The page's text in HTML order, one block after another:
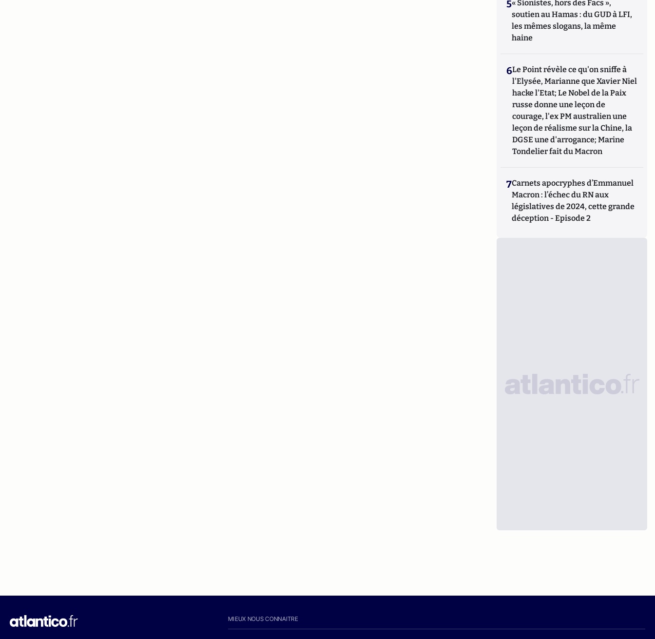
5« Sionistes, hors des Facs »,
soutien au Hamas : du GUD à LFI,
les mêmes slogans, la même
haine
6Le Point révèle ce qu'on sniffe à
l'Elysée, Marianne que Xavier Niel
hacke l'Etat; Le Nobel de la Paix
russe donne une leçon de
courage, l'ex PM australien une
leçon de réalisme sur la Chine, la
DGSE une d'arrogance; Marine
Tondelier fait du Macron
7Carnets apocryphes d’Emmanuel
Macron : l’échec du RN aux
législatives de 2024, cette grande
déception - Episode 2
MIEUX NOUS CONNAITRE